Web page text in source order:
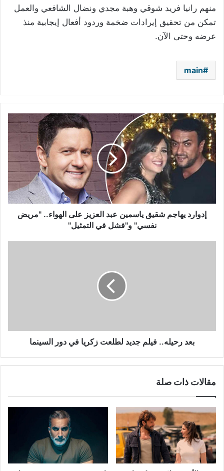
منهم رانيا فريد شوقي وهبة مجدي ونضال الشافعي والعمل
تمكن من تحقيق إيرادات ضخمة وردود أفعال إيجابية منذ
عرضه وحتى الآن.
main
إدوارد
يهاجم
شقيق
ياسمين
عبد
"مريض
نفسي"
إدوارد يهاجم شقيق ياسمين عبد العزيز على الهواء.. "مريض
نفسي" و"فشل في التمثيل"
السينما
بعد رحيله.. فيلم جديد لطلعت زكريا في دور السينما
مقالات ذات صلة